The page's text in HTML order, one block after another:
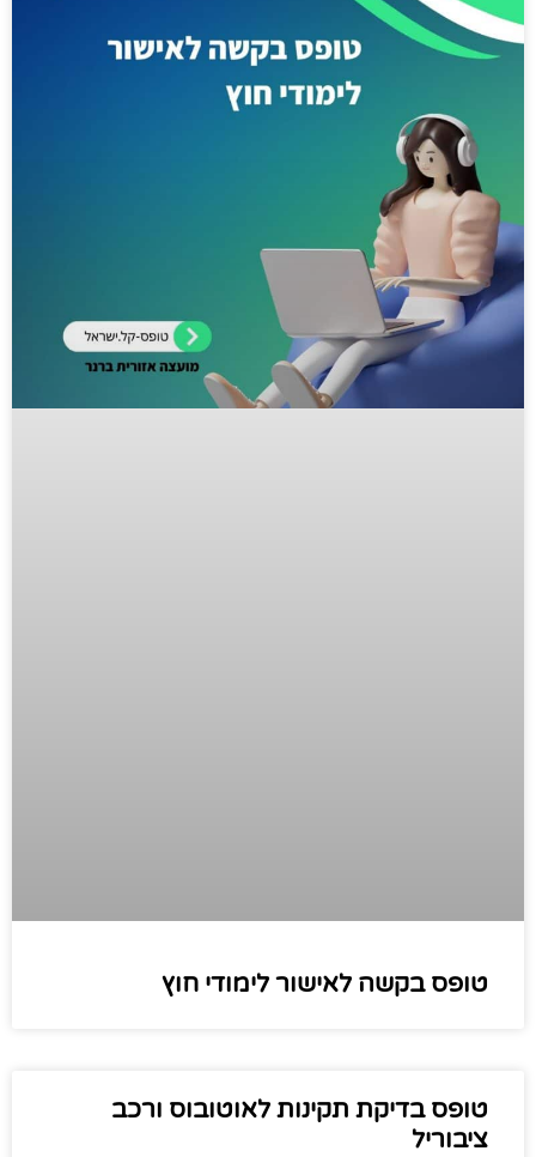
טופס בקשה לאישור לימודי חוץ
טופס בדיקת תקינות לאוטובוס ורכב
ציבוריל